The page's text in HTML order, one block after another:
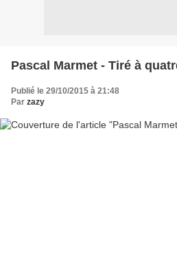
Pascal Marmet - Tiré à
Publié le 29/10/2015 à 21:48
Par zazy